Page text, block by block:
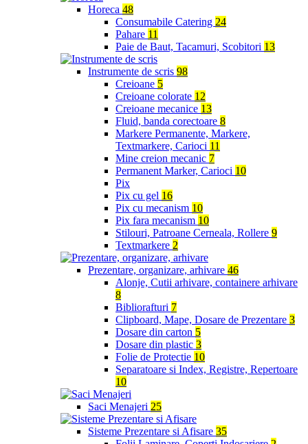
Horeca 48
Consumabile Catering 24
Pahare 11
Paie de Baut, Tacamuri, Scobitori 13
Instrumente de scris 98
Creioane 5
Creioane colorate 12
Creioane mecanice 13
Fluid, banda corectoare 8
Markere Permanente, Markere,
Textmarkere, Carioci 11
Mine creion mecanic 7
Permanent Marker, Carioci 10
Pix
Pix cu gel 16
Pix cu mecanism 10
Pix fara mecanism 10
Stilouri, Patroane Cerneala, Rollere 9
Textmarkere 2
Prezentare, organizare, arhivare 46
Alonje, Cutii arhivare, containere arhivare
8
Bibliorafturi 7
Clipboard, Mape, Dosare de Prezentare 3
Dosare din carton 5
Dosare din plastic 3
Folie de Protectie 10
Separatoare si Index, Registre, Repertoare
10
Saci Menajeri 25
Sisteme Prezentare si Afisare 35